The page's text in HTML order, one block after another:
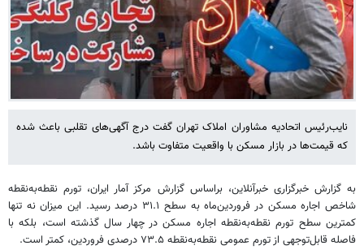
نایب‌رئیس اتحادیه مشاوران املاک تهران گفت درج آگهی‌های تقلبی باعث شده
که قیمت‌ها در بازار مسکن با واقعیت متفاوت باشد.
به گزارش خبرگزاری خبرآنلاین، براساس گزارش مرکز آمار ایران، تورم نقطه‌به‌نقطه
شاخص اجاره مسکن در فروردین‌ماه به سطح ۳۱.۱ درصد رسید. این میزان نه تنها
کمترین سطح تورم نقطه‌به‌نقطه اجاره مسکن در چهار سال گذشته است، بلکه با
فاصله قابل‌توجهی از تورم عمومی نقطه‌به‌نقطه ۷۳.۵ درصدی فروردین، کمتر است.